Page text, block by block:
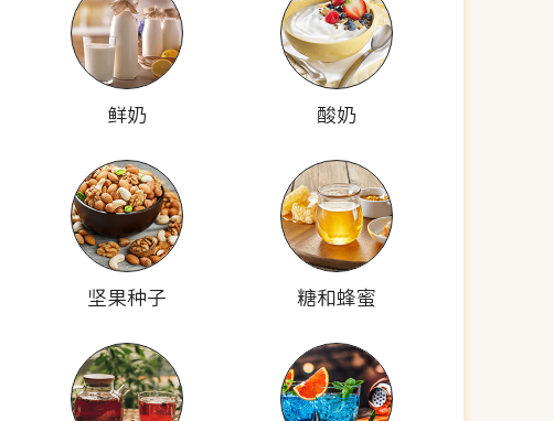
鲜奶 酸奶
坚果种子 糖和蜂蜜